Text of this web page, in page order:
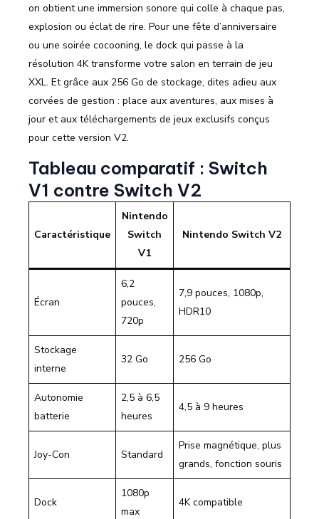
on obtient une immersion sonore qui colle à chaque pas,
explosion ou éclat de rire. Pour une fête d’anniversaire
ou une soirée cocooning, le dock qui passe à la
résolution 4K transforme votre salon en terrain de jeu
XXL. Et grâce aux 256 Go de stockage, dites adieu aux
corvées de gestion : place aux aventures, aux mises à
jour et aux téléchargements de jeux exclusifs conçus
pour cette version V2.
Tableau comparatif : Switch
V1 contre Switch V2
Caractéristique
Nintendo
Switch
V1
Nintendo Switch V2
Écran
6,2
pouces,
720p
7,9 pouces, 1080p,
HDR10
Stockage
interne
32 Go 256 Go
Autonomie
batterie
2,5 à 6,5
heures
4,5 à 9 heures
Joy-Con Standard
Prise magnétique, plus
grands, fonction souris
Dock
1080p
max
4K compatible